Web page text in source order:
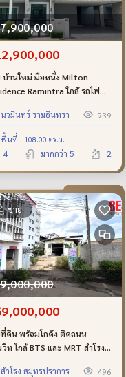
บ้านใหม่ มือหนึ่ง Milton
Ramintra ใกล้ รถไฟฟ้า
ลดสูงสุด 5 ล้านบาท
นวมินทร์ รามอินทรา 939
พื้นที่ : 108.00 ตร.ว.
4 มากกว่า 5 2
ขาย
ดิน พร้อมโกดัง ติดถนน
ท ใกล้ BTS และ MRT สำโรง
สำโรง สมุทรปราการ
496